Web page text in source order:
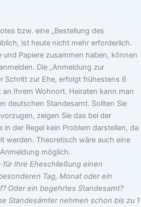
bzw. eine „Bestellung des
ist heute nicht mehr erforderlich.
und Papiere zusammen haben, können
Die „Anmeldung zur
Schritt zur Ehe, erfolgt frühestens 6
Ihrem Wohnort. Heiraten kann man
deutschen Standesamt. Sollten Sie
zeigen Sie das bei der
in der Regel kein Problem darstellen, da
werden. Theoretisch wäre auch eine
möglich.
für Ihre Eheschließung einen
Tag, Monat oder ein
Oder ein begehrtes Standesamt?
Standesämter nehmen schon bis zu 1